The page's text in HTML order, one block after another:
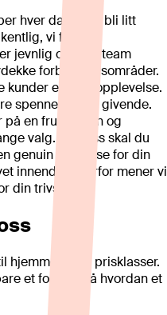
hver dag for å bli litt
vi får
jevnlig og som team
forbedringsområder.
kunder en god opplevelse.
spennende og givende.
på en frustrasjon og
valg. Hos oss skal du
genuin interesse for din
innendørs derfor mener vi
din trivsel.
hjemmet i alle prisklasser.
et forslag på hvordan et